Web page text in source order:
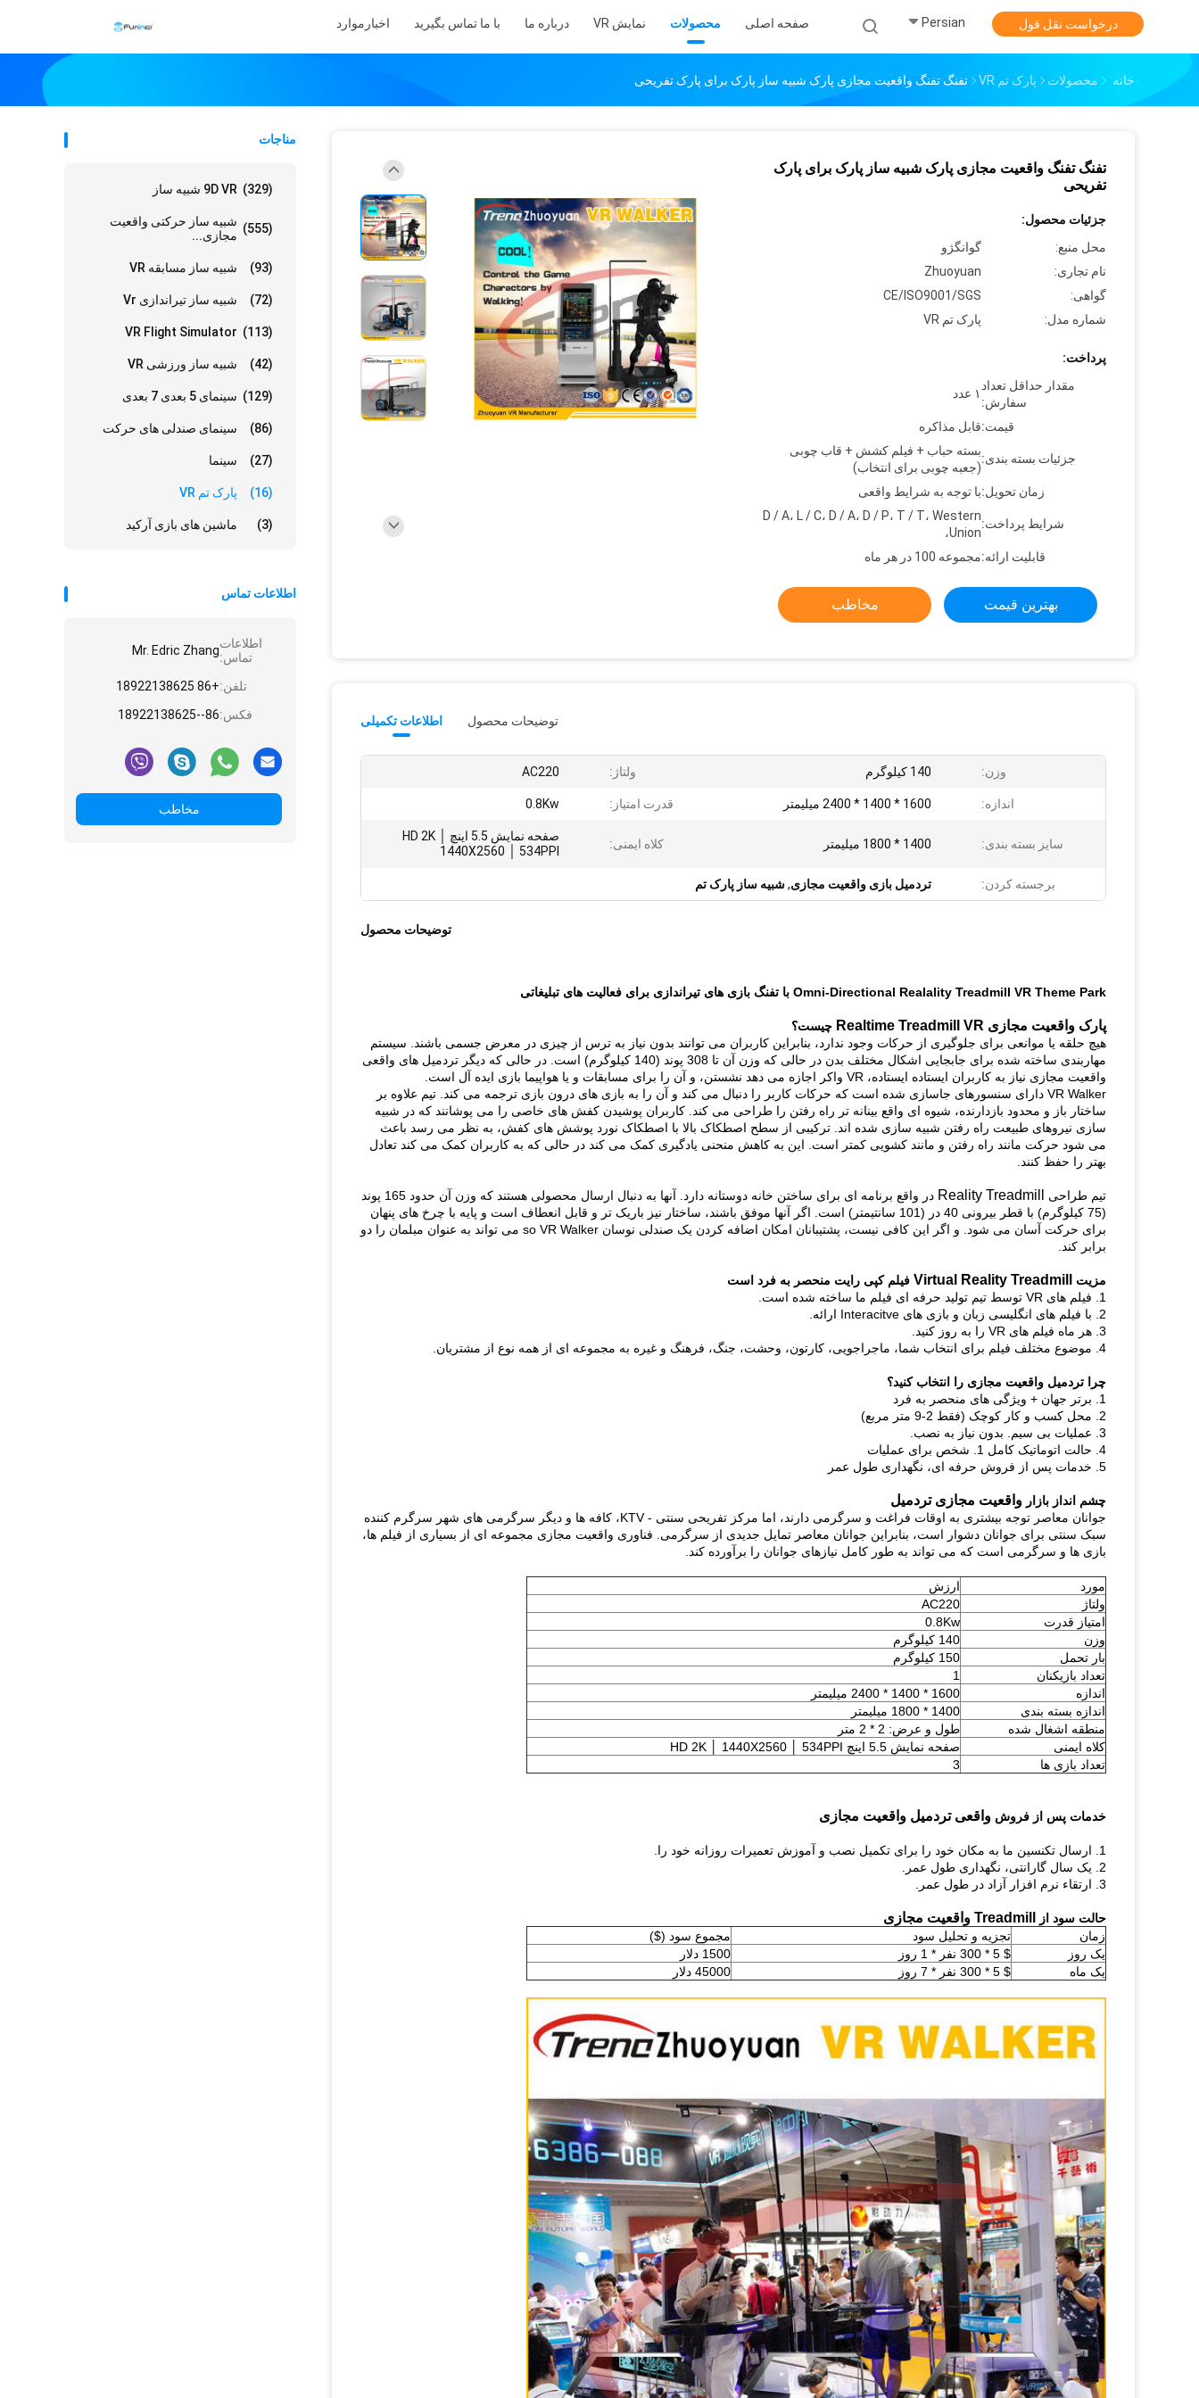
صفحه اصلی محصولات نمایش VR درباره ما با ما تماس بگیرید اخبار موارد Persian درخواست نقل قول
خانه محصولات پارک تم VR تفنگ تفنگ واقعیت مجازی پارک شبیه ساز پارک برای پارک تفریحی
مناجات
9D VR شبیه ساز (329)
شبیه ساز حرکتی واقعیت
مجازی...
(555)
شبیه ساز مسابقه VR (93)
شبیه ساز تیراندازی Vr (72)
VR Flight Simulator (113)
شبیه ساز ورزشی VR (42)
سینمای 5 بعدی 7 بعدی (129)
سینمای صندلی های حرکت (86)
سینما (27)
پارک تم VR (16)
ماشین های بازی آرکید (3)
اطلاعات تماس
اطلاعات
تماس:Mr. Edric Zhang
تلفن:+86 18922138625
فکس:86--18922138625
مخاطب
تفنگ تفنگ واقعیت مجازی پارک شبیه ساز پارک برای پارک
تفریحی
جزئیات محصول:
محل منبع:
گوانگژو
نام تجاری:
Zhuoyuan
گواهی:
CE/ISO9001/SGS
شماره مدل:
پارک تم VR
پرداخت:
مقدار حداقل تعداد
سفارش:
۱ عدد
قیمت:قابل مذاکره
جزئیات بسته بندی:
بسته حباب + فیلم کشش + قاب چوبی
(جعبه چوبی برای انتخاب)
زمان تحویل:با توجه به شرایط واقعی
شرایط پرداخت:
D / A، L / C، D / A، D / P، T / T، Western
Union،
قابلیت ارائه:مجموعه 100 در هر ماه
بهترین قیمت مخاطب
اطلاعات تکمیلی توضیحات محصول
وزن: 140 کیلوگرم ولتاژ: AC220
اندازه: 1600 * 1400 * 2400 میلیمتر قدرت امتیاز: 0.8Kw
سایز بسته بندی: 1400 * 1800 میلیمتر کلاه ایمنی:
صفحه نمایش 5.5 اینچ HD 2K │
1440X2560 │ 534PPI
برجسته کردن: تردمیل بازی واقعیت مجازی,شبیه ساز پارک تم
توضیحات محصول
Omni-Directional Realality Treadmill VR Theme Park با تفنگ بازی های تیراندازی برای فعالیت های تبلیغاتی
پارک واقعیت مجازی Realtime Treadmill VR
چیست؟
هیچ حلقه یا موانعی برای جلوگیری از حرکات وجود ندارد، بنابراین کاربران می توانند بدون نیاز به ترس از چیزی در معرض جسمی باشند.
سیستم
مهاربندی ساخته شده برای جابجایی اشکال مختلف بدن در حالی که وزن آن تا 308 پوند (140 کیلوگرم) است.
در حالی که دیگر تردمیل های واقعی
واقعیت مجازی نیاز به کاربران ایستاده ایستاده، VR واکر اجازه می دهد نشستن، و آن را برای مسابقات و یا هواپیما بازی ایده آل است.
VR Walker دارای سنسورهای جاسازی شده است که حرکات کاربر را دنبال می کند و آن را به بازی های درون بازی ترجمه می کند.
تیم علاوه بر
ساختار باز و محدود بازدارنده، شیوه ای واقع بینانه تر راه رفتن را طراحی می کند.
کاربران پوشیدن کفش های خاصی را می پوشانند که در شبیه
سازی نیروهای طبیعت راه رفتن شبیه سازی شده اند.
ترکیبی از سطح اصطکاک بالا با اصطکاک نورد پوشش های کفش، به نظر می رسد باعث
می شود حرکت مانند راه رفتن و مانند کشویی کمتر است.
این به کاهش منحنی یادگیری کمک می کند در حالی که به کاربران کمک می کند تعادل
بهتر را حفظ کنند.
تیم طراحی Reality Treadmill در واقع برنامه ای برای ساختن خانه دوستانه دارد.
آنها به دنبال ارسال محصولی هستند که وزن آن حدود 165 پوند
(75 کیلوگرم) با قطر بیرونی 40 در (101 سانتیمتر) است.
اگر آنها موفق باشند، ساختار نیز باریک تر و قابل انعطاف است و پایه با چرخ های پنهان
برای حرکت آسان می شود.
و اگر این کافی نیست، پشتیبانان امکان اضافه کردن یک صندلی نوسان so VR Walker می تواند به عنوان مبلمان را دو
برابر کند.
مزیت Virtual Reality Treadmill فیلم کپی رایت منحصر به فرد است
1. فیلم های VR توسط تیم تولید حرفه ای فیلم ما ساخته شده است.
2. با فیلم های انگلیسی زبان و بازی های Interacitve ارائه.
3. هر ماه فیلم های VR را به روز کنید.
4. موضوع مختلف فیلم برای انتخاب شما، ماجراجویی، کارتون، وحشت، جنگ، فرهنگ و غیره به مجموعه ای از همه نوع از مشتریان.
چرا تردمیل واقعیت مجازی را انتخاب کنید؟
1. برتر جهان + ویژگی های منحصر به فرد
2. محل کسب و کار کوچک (فقط 2-9 متر مربع)
3. عملیات بی سیم. بدون نیاز به نصب.
4. حالت اتوماتیک کامل 1. شخص برای عملیات
5. خدمات پس از فروش حرفه ای، نگهداری طول عمر
چشم انداز بازار واقعیت مجازی تردمیل
جوانان معاصر توجه بیشتری به اوقات فراغت و سرگرمی دارند، اما مرکز تفریحی سنتی - KTV، کافه ها و دیگر سرگرمی های شهر سرگرم کننده
سبک سنتی برای جوانان دشوار است، بنابراین جوانان معاصر تمایل جدیدی از سرگرمی.
فناوری واقعیت مجازی مجموعه ای از بسیاری از فیلم ها،
بازی ها و سرگرمی است که می تواند به طور کامل نیازهای جوانان را برآورده کند.
مورد
ارزش
ولتاژ
AC220
امتیاز قدرت
0.8Kw
وزن
140 کیلوگرم
بار تحمل
150 کیلوگرم
تعداد بازیکنان
1
اندازه
1600 * 1400 * 2400 میلیمتر
اندازه بسته بندی
1400 * 1800 میلیمتر
منطقه اشغال شده
طول و عرض: 2 * 2 متر
کلاه ایمنی
صفحه نمایش 5.5 اینچ HD 2K │ 1440X2560 │ 534PPI
تعداد بازی ها
3
خدمات پس از فروش واقعی تردمیل واقعیت مجازی
1. ارسال تکنسین ما به مکان خود را برای تکمیل نصب و آموزش تعمیرات روزانه خود را.
2. یک سال گارانتی، نگهداری طول عمر.
3. ارتقاء نرم افزار آزاد در طول عمر.
حالت سود از Treadmill واقعیت مجازی
زمان تجزیه و تحلیل سود
مجموع سود ($)
یک روز
$ 5 * 300 نفر * 1 روز
1500 دلار
یک ماه
$ 5 * 300 نفر * 7 روز 45000 دلار